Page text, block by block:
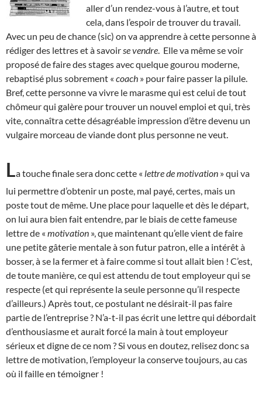
aller d’un rendez-vous à l’autre, et tout
cela, dans l’espoir de trouver du travail.
Avec un peu de chance (sic) on va apprendre à cette personne à
rédiger des lettres et à savoir se vendre . Elle va même se voir
proposé de faire des stages avec quelque gourou moderne,
rebaptisé plus sobrement « coach » pour faire passer la pilule.
Bref, cette personne va vivre le marasme qui est celui de tout
chômeur qui galère pour trouver un nouvel emploi et qui, très
vite, connaîtra cette désagréable impression d’être devenu un
vulgaire morceau de viande dont plus personne ne veut.
La touche finale sera donc cette « lettre de motivation » qui va
lui permettre d’obtenir un poste, mal payé, certes, mais un
poste tout de même. Une place pour laquelle et dès le départ,
on lui aura bien fait entendre, par le biais de cette fameuse
lettre de « motivation », que maintenant qu’elle vient de faire
une petite gâterie mentale à son futur patron, elle a intérêt à
bosser, à se la fermer et à faire comme si tout allait bien ! C’est,
de toute manière, ce qui est attendu de tout employeur qui se
respecte (et qui représente la seule personne qu’il respecte
d’ailleurs.) Après tout, ce postulant ne désirait-il pas faire
partie de l’entreprise ? N’a-t-il pas écrit une lettre qui débordait
d’enthousiasme et aurait forcé la main à tout employeur
sérieux et digne de ce nom ? Si vous en doutez, relisez donc sa
lettre de motivation, l’employeur la conserve toujours, au cas
où il faille en témoigner !